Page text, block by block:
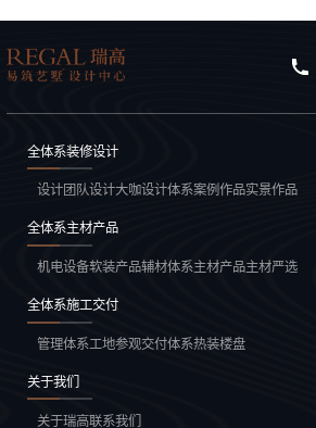
全体系装修设计
设计团队设计大咖设计体系案例作品实景作品
全体系主材产品
机电设备软装产品辅材体系主材产品主材严选
全体系施工交付
管理体系工地参观交付体系热装楼盘
关于我们
关于瑞高联系我们